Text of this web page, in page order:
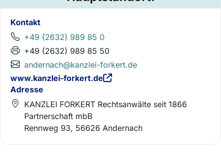
Kontakt
+49 (2632) 989 85 0
+49 (2632) 989 85 50
andernach@kanzlei-forkert.de
www.kanzlei-forkert.de
Adresse
KANZLEI FORKERT Rechtsanwälte seit 1866
Partnerschaft mbB
Rennweg 93, 56626 Andernach